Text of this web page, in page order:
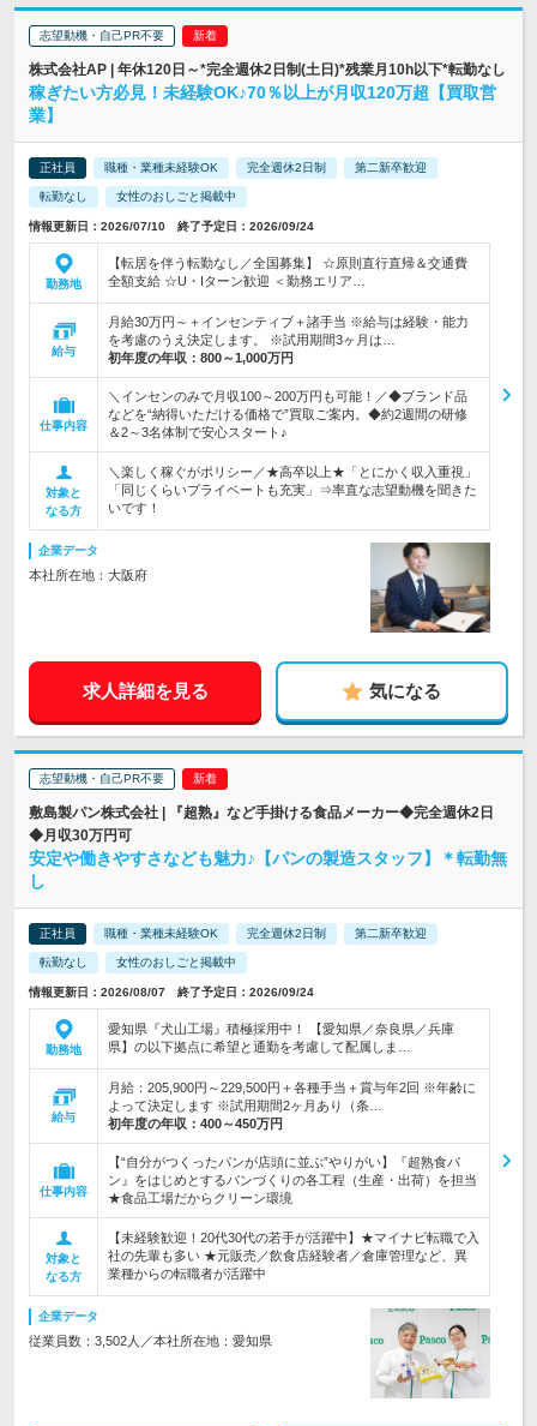
志望動機・自己PR不要
株式会社AP | 年休120日～*完全週休2日制(土日)*残業月10h以下*転勤なし
稼ぎたい方必見！未経験OK♪70％以上が月収120万超【買取営
業】
正社員 職種・業種未経験OK 完全週休2日制 第二新卒歓迎
転勤なし 女性のおしごと掲載中
情報更新日：2026/07/10 終了予定日：2026/09/24
勤務地
【転居を伴う転勤なし／全国募集】 ☆原則直行直帰＆交通費
全額支給 ☆U・Iターン歓迎 ＜勤務エリア…
給与
月給30万円～＋インセンティブ＋諸手当 ※給与は経験・能力
を考慮のうえ決定します。 ※試用期間3ヶ月は…
初年度の年収： 800～1,000万円
仕事内容
＼インセンのみで月収100～200万円も可能！／◆ブランド品
などを“納得いただける価格で”買取ご案内。◆約2週間の研修
＆2～3名体制で安心スタート♪
対象と
なる方
＼楽しく稼ぐがポリシー／★高卒以上★「とにかく収入重視」
「同じくらいプライベートも充実」⇒率直な志望動機を聞きた
いです！
企業データ
本社所在地：大阪府
求人詳細を見る 気になる
志望動機・自己PR不要
敷島製パン株式会社 | 『超熟』など手掛ける食品メーカー◆完全週休2日
◆月収30万円可
安定や働きやすさなども魅力♪【パンの製造スタッフ】＊転勤無
し
正社員 職種・業種未経験OK 完全週休2日制 第二新卒歓迎
転勤なし 女性のおしごと掲載中
情報更新日：2026/08/07 終了予定日：2026/09/24
勤務地
愛知県『犬山工場』積極採用中！ 【愛知県／奈良県／兵庫
県】の以下拠点に希望と通勤を考慮して配属しま…
給与
月給：205,900円～229,500円＋各種手当＋賞与年2回 ※年齢に
よって決定します ※試用期間2ヶ月あり（条…
初年度の年収： 400～450万円
仕事内容
【“自分がつくったパンが店頭に並ぶ”やりがい】『超熟食パ
ン』をはじめとするパンづくりの各工程（生産・出荷）を担当
★食品工場だからクリーン環境
対象と
なる方
【未経験歓迎！20代30代の若手が活躍中】★マイナビ転職で入
社の先輩も多い ★元販売／飲食店経験者／倉庫管理など、異
業種からの転職者が活躍中
企業データ
従業員数：3,502人／本社所在地：愛知県